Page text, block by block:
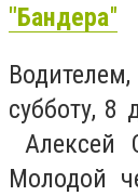
"Бандера"
субботу, 8
Алексей
Молодой